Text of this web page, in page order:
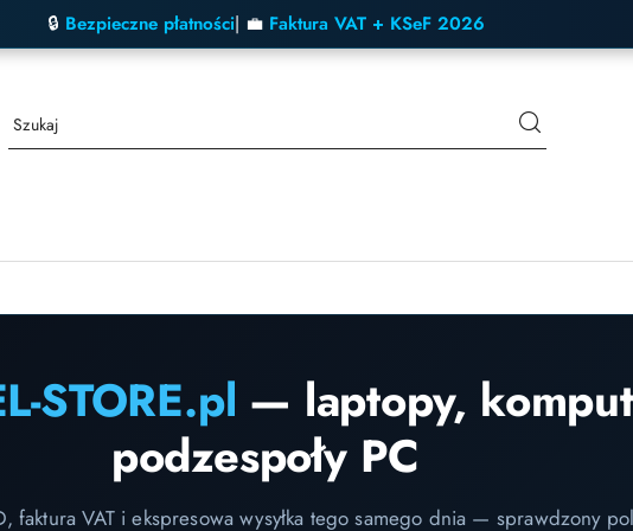
🔒 Bezpieczne płatności| 💼 Faktura VAT + KSeF 2026
STORE.pl — laptopy,
podzespoły PC
faktura VAT i ekspresowa wysyłka tego samego dnia — sprawdzony